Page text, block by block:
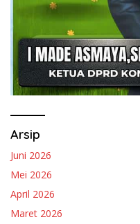
Arsip
Juni 2026
Mei 2026
April 2026
Maret 2026